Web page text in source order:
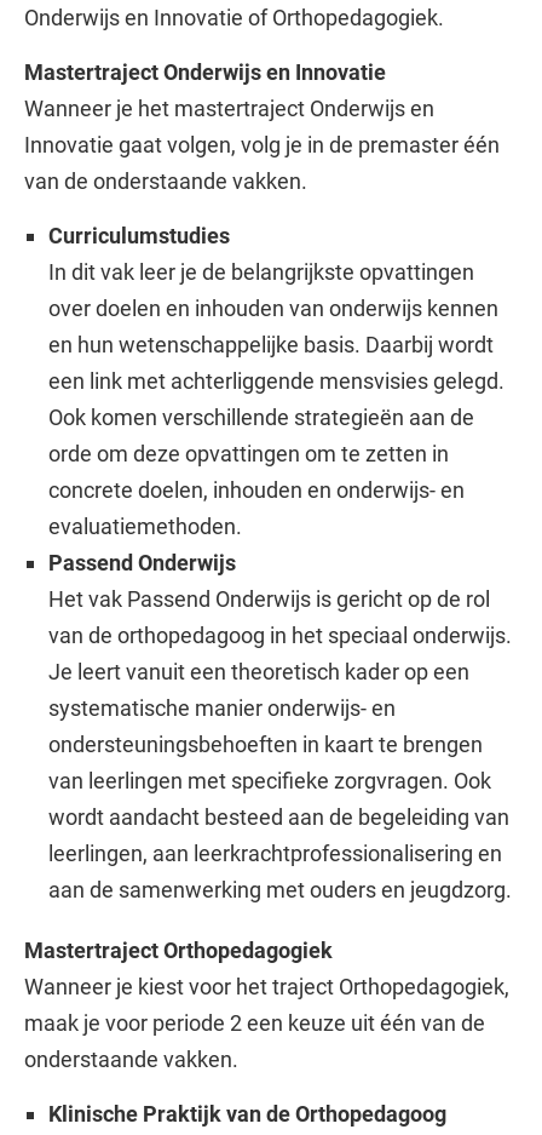
Onderwijs en Innovatie of Orthopedagogiek.
Mastertraject Onderwijs en Innovatie
Wanneer je het mastertraject Onderwijs en
Innovatie gaat volgen, volg je in de premaster één
van de onderstaande vakken.
Curriculumstudies
In dit vak leer je de belangrijkste opvattingen
over doelen en inhouden van onderwijs kennen
en hun wetenschappelijke basis. Daarbij wordt
een link met achterliggende mensvisies gelegd.
Ook komen verschillende strategieën aan de
orde om deze opvattingen om te zetten in
concrete doelen, inhouden en onderwijs- en
evaluatiemethoden.
Passend Onderwijs
Het vak Passend Onderwijs is gericht op de rol
van de orthopedagoog in het speciaal onderwijs.
Je leert vanuit een theoretisch kader op een
systematische manier onderwijs- en
ondersteuningsbehoeften in kaart te brengen
van leerlingen met specifieke zorgvragen. Ook
wordt aandacht besteed aan de begeleiding van
leerlingen, aan leerkrachtprofessionalisering en
aan de samenwerking met ouders en jeugdzorg.
Mastertraject Orthopedagogiek
Wanneer je kiest voor het traject Orthopedagogiek,
maak je voor periode 2 een keuze uit één van de
onderstaande vakken.
Klinische Praktijk van de Orthopedagoog